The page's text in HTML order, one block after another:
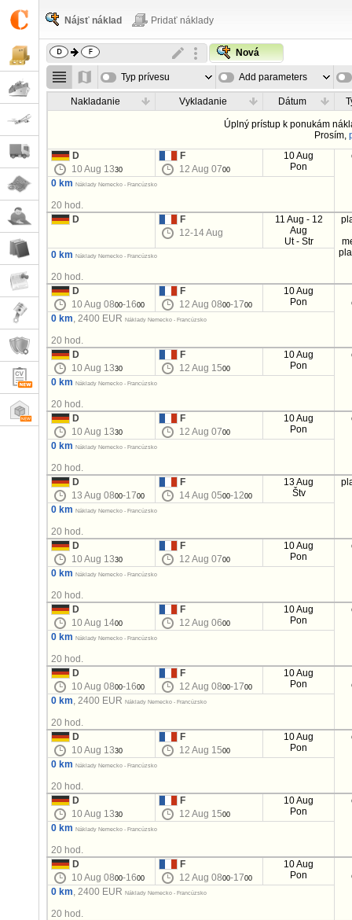
Nájsť náklad Pridať náklady
Nová
Typ prívesu Add parameters
Nakladanie Vykladanie Dátum
Úplný prístup k ponukám
Prosím,
D
10 Aug 1330
F
12 Aug 0700
10 Aug
Pon
0 km Náklady Nemecko - Francúzsko
20 hod.
D
F
12-14 Aug
11 Aug - 12
Aug
Ut - Str
0 km Náklady Nemecko - Francúzsko
20 hod.
D
10 Aug 0800-1600
F
12 Aug 0800-1700
10 Aug
Pon
0 km, 2400 EURNáklady Nemecko - Francúzsko
20 hod.
D
10 Aug 1330
F
12 Aug 1500
10 Aug
Pon
0 km Náklady Nemecko - Francúzsko
20 hod.
D
10 Aug 1330
F
12 Aug 0700
10 Aug
Pon
0 km Náklady Nemecko - Francúzsko
20 hod.
D
13 Aug 0800-1700
F
14 Aug 0500-1200
13 Aug
Štv
0 km Náklady Nemecko - Francúzsko
20 hod.
D
10 Aug 1330
F
12 Aug 0700
10 Aug
Pon
0 km Náklady Nemecko - Francúzsko
20 hod.
D
10 Aug 1400
F
12 Aug 0600
10 Aug
Pon
0 km Náklady Nemecko - Francúzsko
20 hod.
D
10 Aug 0800-1600
F
12 Aug 0800-1700
10 Aug
Pon
0 km, 2400 EURNáklady Nemecko - Francúzsko
20 hod.
D
10 Aug 1330
F
12 Aug 1500
10 Aug
Pon
0 km Náklady Nemecko - Francúzsko
20 hod.
D
10 Aug 1330
F
12 Aug 1500
10 Aug
Pon
0 km Náklady Nemecko - Francúzsko
20 hod.
D
10 Aug 0800-1600
F
12 Aug 0800-1700
10 Aug
Pon
0 km, 2400 EURNáklady Nemecko - Francúzsko
20 hod.